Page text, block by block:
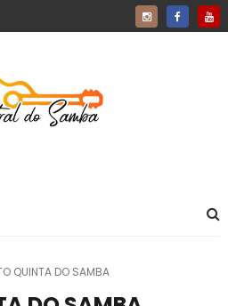
QUINTA DO SAMBA